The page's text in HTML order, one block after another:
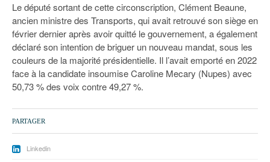
Le député sortant de cette circonscription, Clément Beaune,
ancien ministre des Transports, qui avait retrouvé son siège en
février dernier après avoir quitté le gouvernement, a également
déclaré son intention de briguer un nouveau mandat, sous les
couleurs de la majorité présidentielle. Il l’avait emporté en 2022
face à la candidate insoumise Caroline Mecary (Nupes) avec
50,73 % des voix contre 49,27 %.
PARTAGER
Linkedin